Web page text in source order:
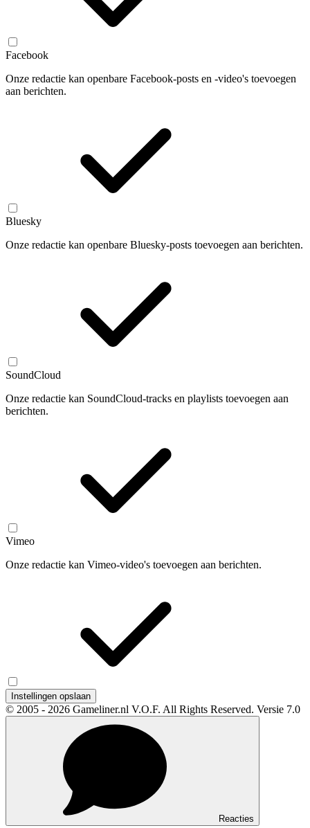
Facebook
Onze redactie kan openbare Facebook-posts en -video's toevoegen
aan berichten.
Bluesky
Onze redactie kan openbare Bluesky-posts toevoegen aan berichten.
SoundCloud
Onze redactie kan SoundCloud-tracks en playlists toevoegen aan
berichten.
Vimeo
Onze redactie kan Vimeo-video's toevoegen aan berichten.
Instellingen opslaan
© 2005 - 2026 Gameliner.nl V.O.F. All Rights Reserved. Versie 7.0
Reacties